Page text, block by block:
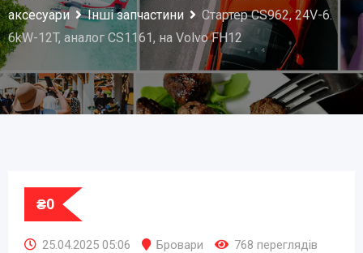
аксесуари
Інші запчастини
Стартер CS962, 24V-6.
6kW-12T, аналог CS1161, на Volvo FH12
₴0
25.04.2025 05:06 Бровари 768 переглядів